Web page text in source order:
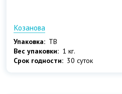
Козанова
Упаковка: ТВ
Вес упаковки: 1 кг.
Срок годности: 30 суток